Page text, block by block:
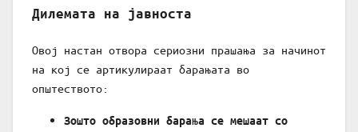
Дилемата на јавноста
Овој настан отвора сериозни прашања за начинот
на кој се артикулираат барањата во
општеството:
Зошто образовни барања се мешаат со